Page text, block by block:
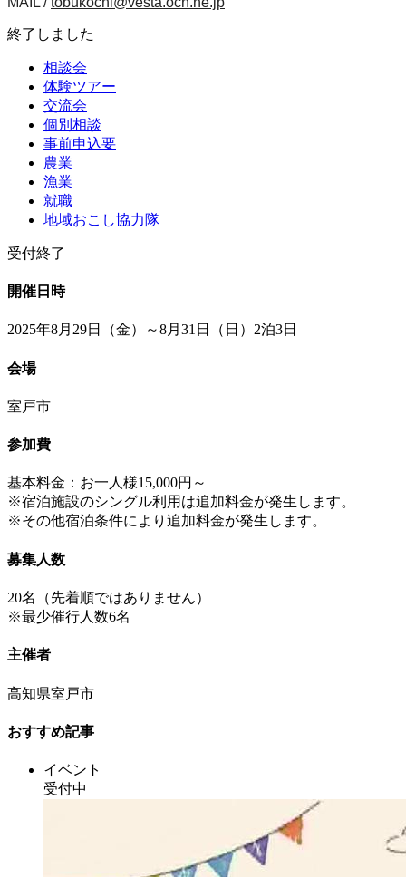
終了しました
相談会
体験ツアー
交流会
個別相談
事前申込要
農業
漁業
就職
地域おこし協力隊
受付終了
開催日時
2025年8月29日（金）～8月31日（日）2泊3日
会場
室戸市
参加費
基本料金：お一人様15,000円～
※宿泊施設のシングル利用は追加料金が発生します。
※その他宿泊条件により追加料金が発生します。
募集人数
20名（先着順ではありません）
※最少催行人数6名
主催者
高知県室戸市
おすすめ記事
イベント
受付中